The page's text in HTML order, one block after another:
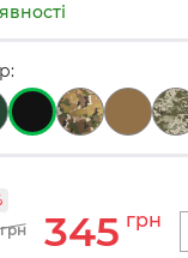
грн 345 грн